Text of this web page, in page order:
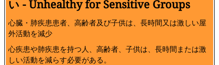
い - Unhealthy for Sensitive Groups
心臓・肺疾患患者、高齢者及び子供は、長時間又は激しい屋
外活動を減少
心疾患や肺疾患を持つ人、高齢者、子供は、長時間または激
しい活動を減らす必要がある。